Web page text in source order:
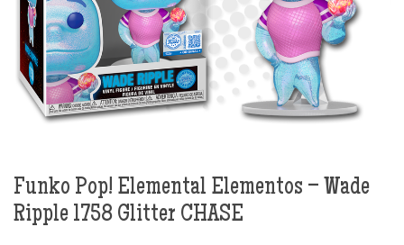
Funko Pop! Elemental Elementos – Wade
Ripple 1758 Glitter CHASE